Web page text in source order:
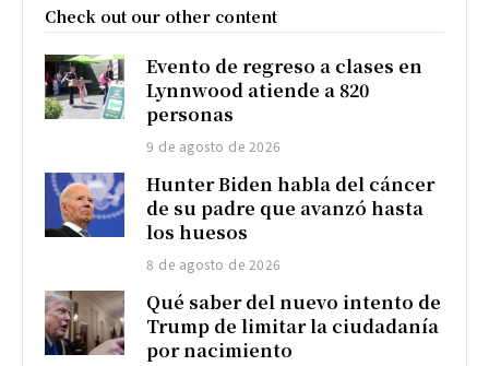
Check out our other content
Evento de regreso a clases en
Lynnwood atiende a 820
personas
9 de agosto de 2026
Hunter Biden habla del cáncer
de su padre que avanzó hasta
los huesos
8 de agosto de 2026
Qué saber del nuevo intento de
Trump de limitar la ciudadanía
por nacimiento